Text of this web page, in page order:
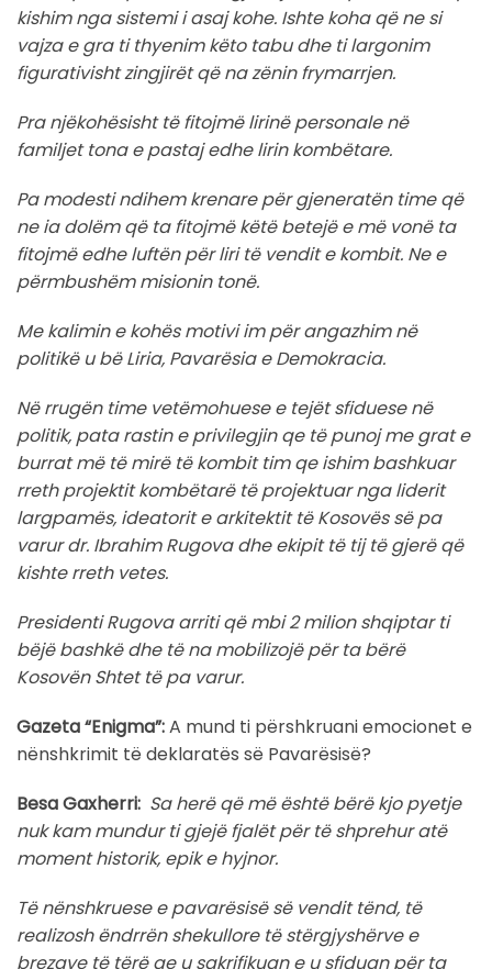
kishim nga sistemi i asaj kohe. Ishte koha që ne si
vajza e gra ti thyenim këto tabu dhe ti largonim
figurativisht zingjirët që na zënin frymarrjen.
Pra njëkohësisht të fitojmë lirinë personale në
familjet tona e pastaj edhe lirin kombëtare.
Pa modesti ndihem krenare për gjeneratën time që
ne ia dolëm që ta fitojmë këtë betejë e më vonë ta
fitojmë edhe luftën për liri të vendit e kombit. Ne e
përmbushëm misionin tonë.
Me kalimin e kohës motivi im për angazhim në
politikë u bë Liria, Pavarësia e Demokracia.
Në rrugën time vetëmohuese e tejët sfiduese në
politik, pata rastin e privilegjin qe të punoj me grat e
burrat më të mirë të kombit tim qe ishim bashkuar
rreth projektit kombëtarë të projektuar nga liderit
largpamës, ideatorit e arkitektit të Kosovës së pa
varur dr. Ibrahim Rugova dhe ekipit të tij të gjerë që
kishte rreth vetes.
Presidenti Rugova arriti që mbi 2 milion shqiptar ti
bëjë bashkë dhe të na mobilizojë për ta bërë
Kosovën Shtet të pa varur.
Gazeta “Enigma”:A mund ti përshkruani emocionet e
nënshkrimit të deklaratës së Pavarësisë?
Besa Gaxherri: Sa herë që më është bërë kjo pyetje
nuk kam mundur ti gjejë fjalët për të shprehur atë
moment historik, epik e hyjnor.
Të nënshkruese e pavarësisë së vendit tënd, të
realizosh ëndrrën shekullore të stërgjyshërve e
brezave të tërë qe u sakrifikuan e u sfiduan për ta